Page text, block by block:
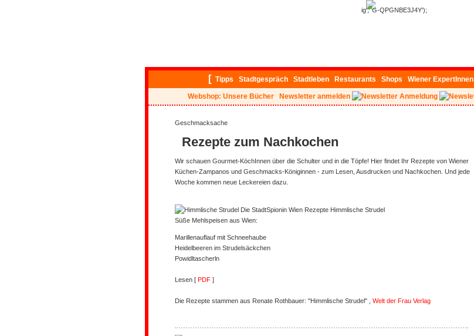
ig', 'G-QPGNBE3J4Y');
[ Tipps Stadtgespräch Stadtleben Restaurants Shops Wiener ExpertInnen
Webshop: Unsere Bücher Newsletter anmelden
Geschmacksache
Rezepte zum Nachkochen
Wir schauen Gourmet-KöchInnen über die Schulter und in die Töpfe! Hier findet Ihr Rezepte von Wiener
Küchen-Zampanos und Geschmacks-Königinnen - zum Lesen, Ausdrucken und Nachkochen. Und jede
Woche kommen neue Leckereien dazu.
Himmlische Strudel
Süße Mehlspeisen aus Wien:
Marillenauflauf mit Schneehaube
Heidelbeeren im Strudelsäckchen
Powidltascherln
Lesen [ PDF ]
Die Rezepte stammen aus Renate Rothbauer: "Himmlische Strudel" , Welt der Frau Verlag